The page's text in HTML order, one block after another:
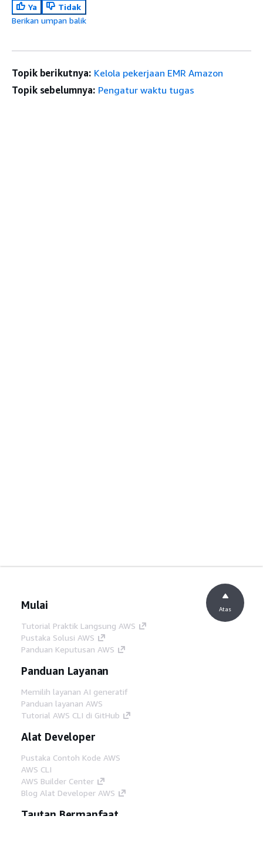
Ya
Tidak
Berikan umpan balik
Topik berikutnya: Kelola pekerjaan EMR Amazon
Topik sebelumnya: Pengatur waktu tugas
Mulai
Tutorial Praktik Langsung AWS
Pustaka Solusi AWS
Panduan Keputusan AWS
Panduan Layanan
Memilih layanan AI generatif
Panduan layanan AWS
Tutorial AWS CLI di GitHub
Alat Developer
Pustaka Contoh Kode AWS
AWS CLI
AWS Builder Center
Blog Alat Developer AWS
Tautan Bermanfaat
Atas